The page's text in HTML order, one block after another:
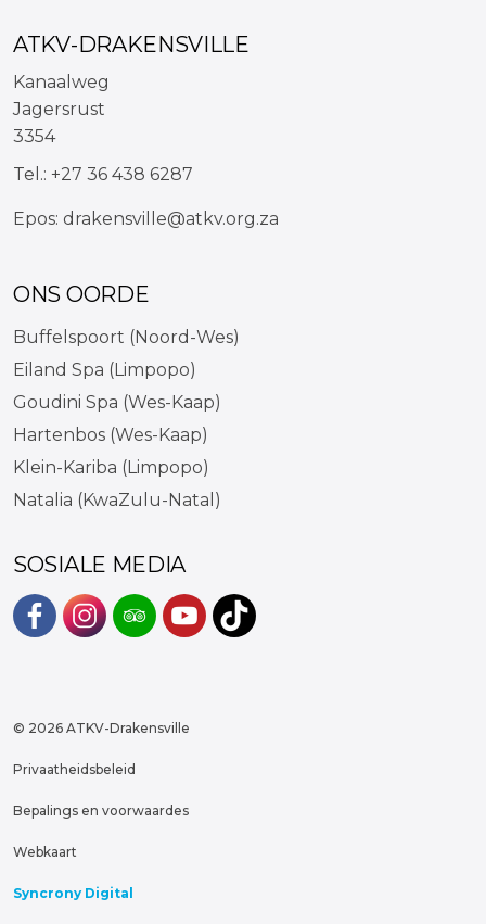
ATKV-DRAKENSVILLE
Kanaalweg
Jagersrust
3354
Tel.: +27 36 438 6287
Epos: drakensville@atkv.org.za
ONS OORDE
Buffelspoort (Noord-Wes)
Eiland Spa (Limpopo)
Goudini Spa (Wes-Kaap)
Hartenbos (Wes-Kaap)
Klein-Kariba (Limpopo)
Natalia (KwaZulu-Natal)
SOSIALE MEDIA
© 2026 ATKV-Drakensville
Privaatheidsbeleid
Bepalings en voorwaardes
Webkaart
Syncrony Digital